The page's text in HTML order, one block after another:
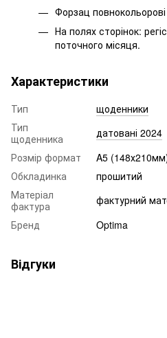
Форзац
На полях сторінок:
поточного місяця.
Характеристики
Тип
щоденники
Тип
щоденника
датовані 2024
Розмір формат
A5
Обкладинка
прошитий
Матеріал
фактура
фактурний
Бренд
Optima
Відгуки